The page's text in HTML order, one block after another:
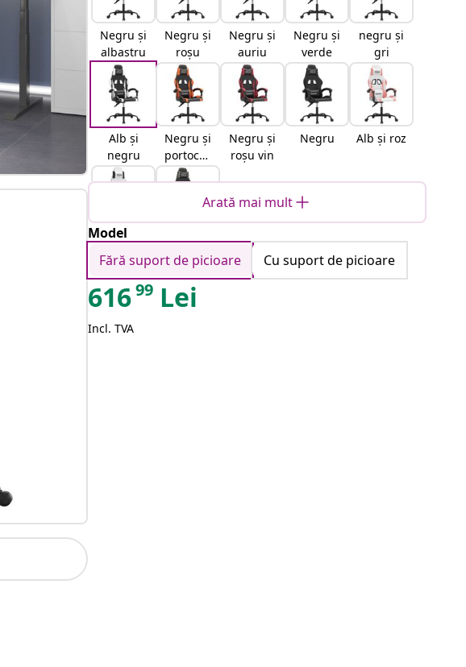
Negru și
albastru
Negru și
roșu
Negru și
auriu
Negru și
verde
negru și
gri
Alb și
negru
Negru și
portocali
u
Negru și
roșu vin
Negru Alb și roz
Alb și
negru
Negru și
camuflaj
Arată mai mult
Model
Fără suport de picioare
Cu suport de picioare
61699 Lei
Incl. TVA